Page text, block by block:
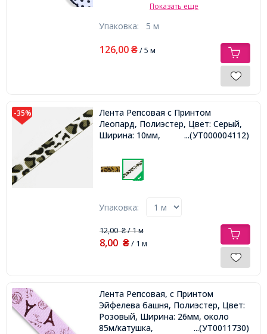
Показать еще
Упаковка: 5 м
126,00 ₴/ 5 м
-35%
Лента Репсовая с Принтом
Леопард, Полиэстер, Цвет: Серый,
Ширина: 10мм,
...(УТ000004112)
Упаковка:
12,00₴/ 1 м
8,00 ₴/ 1 м
Лента Репсовая, с Принтом
Эйфелева башня, Полиэстер, Цвет:
Розовый, Ширина: 26мм, около
85м/катушка,
...(УТ0011730)